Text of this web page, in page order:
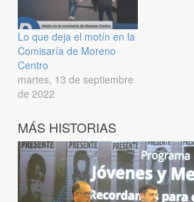
Lo que deja el motín en la
Comisaría de Moreno
Centro
martes, 13 de septiembre
de 2022
MÁS HISTORIAS